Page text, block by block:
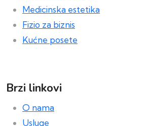
Medicinska estetika
Fizio za biznis
Kućne posete
Brzi linkovi
O nama
Usluge